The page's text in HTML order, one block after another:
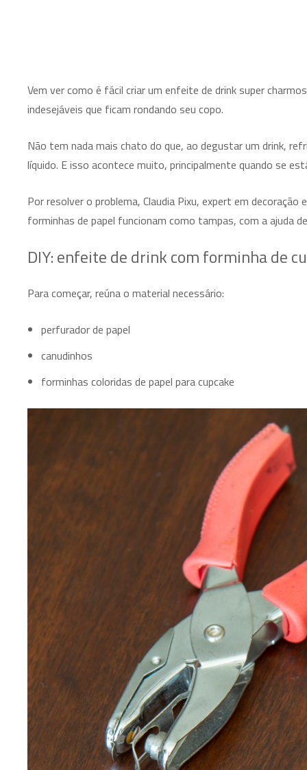
Vem ver como é fácil criar um enfeite de drink super
indesejáveis que ficam rondando seu copo.
Não tem nada mais chato do que, ao degustar um drink,
líquido. E isso acontece muito, principalmente quando se
Por resolver o problema, Claudia Pixu, expert em
forminhas de papel funcionam como tampas, com a ajuda
DIY: enfeite de drink com forminha de
Para começar, reúna o material necessário:
perfurador de papel
canudinhos
forminhas coloridas de papel para cupcake